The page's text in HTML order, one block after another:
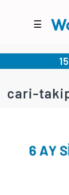
☰
cari-